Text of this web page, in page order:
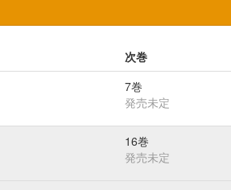
次巻
7巻
発売未定
16巻
発売未定